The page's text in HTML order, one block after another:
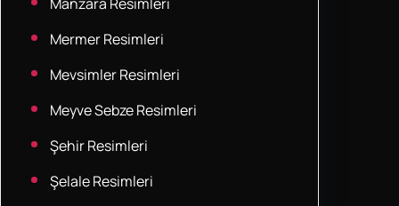
Mermer Resimleri
Mevsimler Resimleri
Meyve Sebze Resimleri
Şehir Resimleri
Şelale Resimleri